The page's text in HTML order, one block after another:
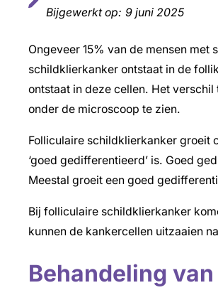
Bijgewerkt op: 9 juni 2025
Ongeveer 15% van de mensen
schildklierkanker ontstaat in de
ontstaat in deze cellen. Het
onder de microscoop te zien.
Folliculaire schildklierkanker groeit
‘goed gedifferentieerd’ is. Goed
Meestal groeit een goed
Bij folliculaire schildklierkanker
kunnen de kankercellen uitzaaien
Behandeling